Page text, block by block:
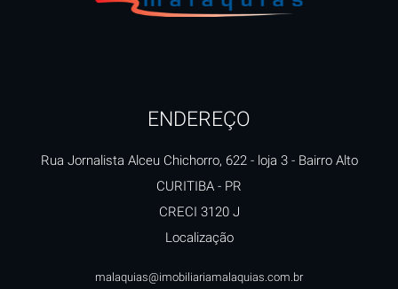
ENDEREÇO
Rua Jornalista Alceu Chichorro, 622 - loja 3- Bairro Alto
CURITIBA - PR
CRECI 3120 J
Localização
malaquias@imobiliariamalaquias.com.br